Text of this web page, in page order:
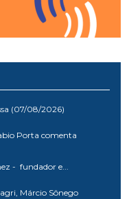
(07/08/2026)
Porta comenta
- fundador e...
Márcio Sônego